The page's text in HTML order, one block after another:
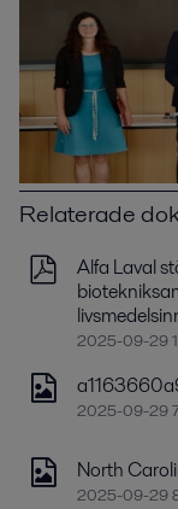
Relaterade
Alfa Laval
2025-09-29
2025-09-29
North
2025-09-29